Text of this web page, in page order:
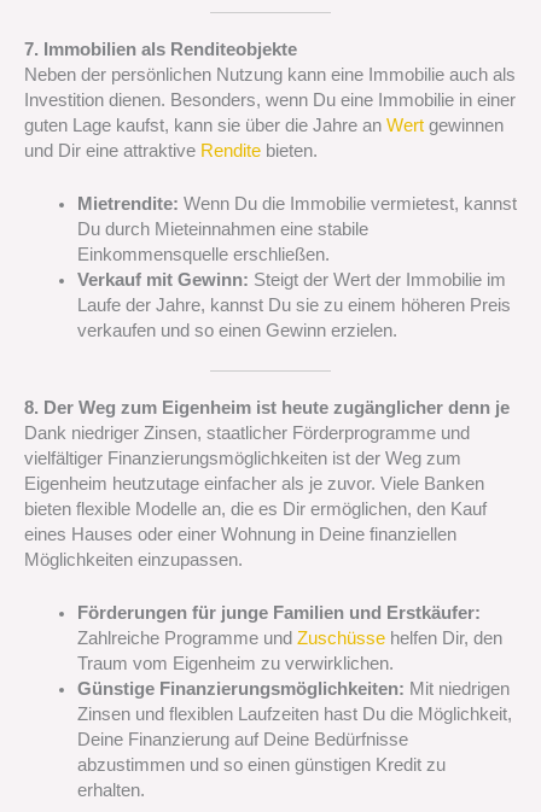
7. Immobilien als Renditeobjekte
Neben der persönlichen Nutzung kann eine Immobilie auch als
Investition dienen. Besonders, wenn Du eine Immobilie in einer
guten Lage kaufst, kann sie über die Jahre an Wert gewinnen
und Dir eine attraktive Rendite bieten.
Mietrendite: Wenn Du die Immobilie vermietest, kannst
Du durch Mieteinnahmen eine stabile
Einkommensquelle erschließen.
Verkauf mit Gewinn: Steigt der Wert der Immobilie im
Laufe der Jahre, kannst Du sie zu einem höheren Preis
verkaufen und so einen Gewinn erzielen.
8. Der Weg zum Eigenheim ist heute zugänglicher denn je
Dank niedriger Zinsen, staatlicher Förderprogramme und
vielfältiger Finanzierungsmöglichkeiten ist der Weg zum
Eigenheim heutzutage einfacher als je zuvor. Viele Banken
bieten flexible Modelle an, die es Dir ermöglichen, den Kauf
eines Hauses oder einer Wohnung in Deine finanziellen
Möglichkeiten einzupassen.
Förderungen für junge Familien und Erstkäufer:
Zahlreiche Programme und Zuschüssehelfen Dir, den
Traum vom Eigenheim zu verwirklichen.
Günstige Finanzierungsmöglichkeiten: Mit niedrigen
Zinsen und flexiblen Laufzeiten hast Du die Möglichkeit,
Deine Finanzierung auf Deine Bedürfnisse
abzustimmen und so einen günstigen Kredit zu
erhalten.